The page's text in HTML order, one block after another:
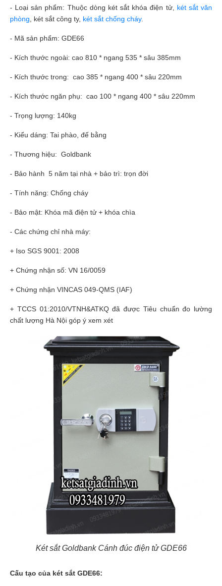
- Loại sản phẩm: Thuộc dòng két sắt khóa điện tử, két sắt văn
phòng , két sắt công ty, két sắt chống cháy.
- Mã sản phẩm: GDE66
- Kích thước ngoài: cao 810 * ngang 535 * sâu 385mm
- Kích thước trong: cao 385 * ngang 400 * sâu 220mm
- Kích thước ngăn phụ: cao 100 * ngang 400 * sâu 220mm
- Trọng lượng: 140kg
- Kiểu dáng: Tai phào, đế bằng
- Thương hiệu: Goldbank
- Bảo hành 5 năm tại nhà + bảo trì: trọn đời
- Tính năng: Chống cháy
- Bảo mật: Khóa mã điện tử + khóa chìa
- Các chứng chỉ nhà máy:
+ Iso SGS 9001: 2008
+ Chứng nhận số: VN 16/0059
+ Chứng nhận VINCAS 049-QMS (IAF)
+ TCCS 01:2010/VTNH&ATKQ đã được Tiêu chuẩn đo lường
chất lượng Hà Nội góp ý xem xét
Két sắt Goldbank Cánh đúc điện tử GDE66
Cấu tạo của két sắt GDE66: